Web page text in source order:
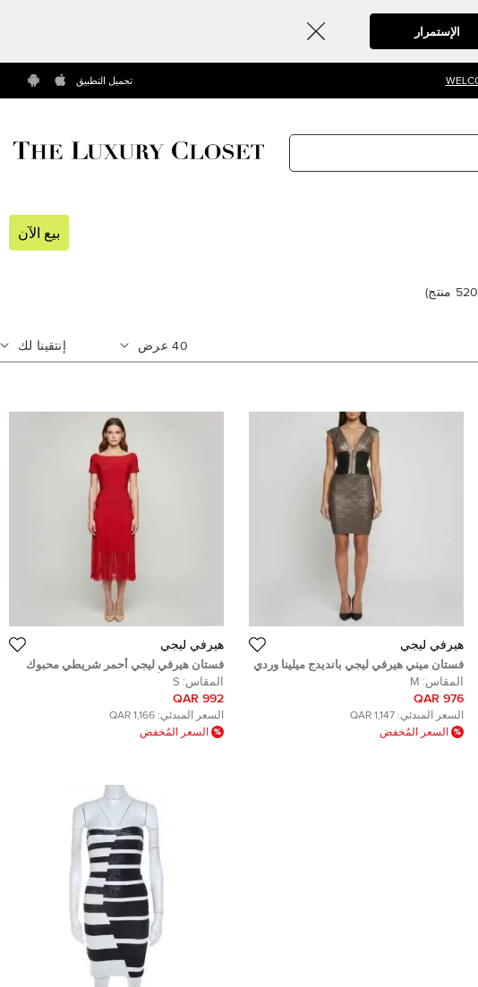
الإستمرار
تحميل التطبيق
بيع الآن
520 منتج)
40 عرض إنتقينا لك
هيرفي ليجي
فستان ميني هيرفي ليجي بانديدج ميلينا وردي
ذهبي ميتاليك XS
المقاس: M
976 QAR
السعر المبدئي: 1,147 QAR
السعر المُخفض
هيرفي ليجي
فستان هيرفي ليجي أحمر شريطي محبوك
ودانتيل بدون أكتاف صغير
المقاس: S
992 QAR
السعر المبدئي: 1,166 QAR
السعر المُخفض